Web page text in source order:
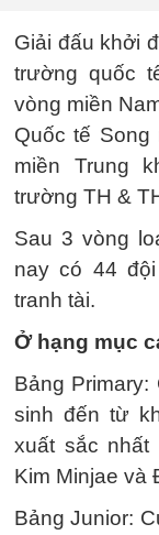
Giải đấu khởi
trường quốc
vòng miền
Quốc tế Song
miền Trung
trường TH &
Sau 3 vòng
nay có 44
tranh tài.
Ở hạng mục
Bảng
sinh đến từ
xuất sắc
Kim Minjae và
Bảng Junior: